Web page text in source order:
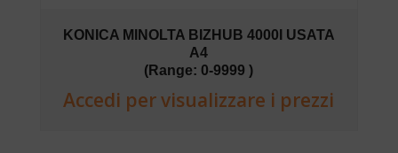
KONICA MINOLTA BIZHUB 4000I USATA
A4
(Range: 0-9999 )
Accedi per visualizzare i prezzi